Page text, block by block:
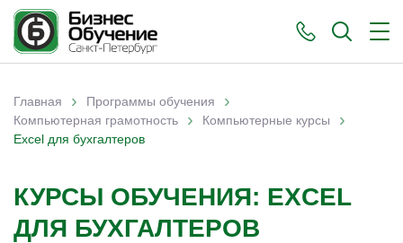
Вы здесь
Главная › Программы обучения ›
Компьютерная грамотность › Компьютерные курсы ›
Excel для бухгалтеров
КУРСЫ ОБУЧЕНИЯ: EXCEL
ДЛЯ БУХГАЛТЕРОВ